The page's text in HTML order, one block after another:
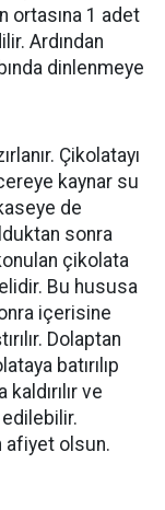
ortasına 1 adet
Ardından
dinlenmeye
Çikolatayı
kaynar su
de
sonra
çikolata
Bu hususa
içerisine
Dolaptan
batırılıp
ve
afiyet olsun.